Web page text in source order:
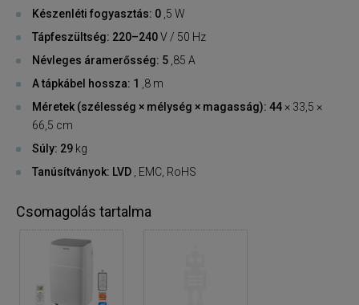
Készenléti fogyasztás: 0 ,5 W
Tápfeszültség: 220–240V / 50 Hz
Névleges áramerősség: 5 ,85 A
A tápkábel hossza: 1
,8 m
Méretek (szélesség × mélység × magasság): 44 × 33,5 ×
66,5 cm
Súly: 29 kg
Tanúsítványok: LVD
, EMC, RoHS
Csomagolás tartalma